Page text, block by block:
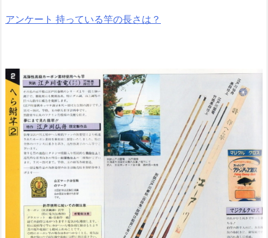
アンケート 持っている竿の長さは？